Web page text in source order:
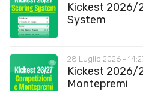
Kickest 2026/
System
28 Luglio 2026 -
Kickest 2026/
Montepremi